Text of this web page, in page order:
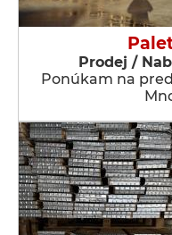
Prodej /
Ponúkam na